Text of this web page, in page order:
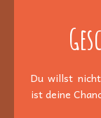
Du willst
ist deine